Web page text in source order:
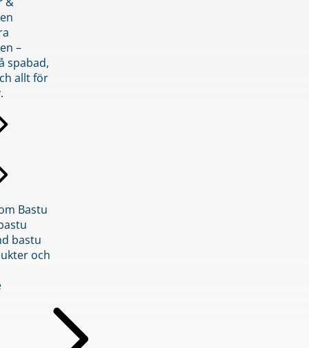
–
spabad,
allt för
Bastu
bastu
och